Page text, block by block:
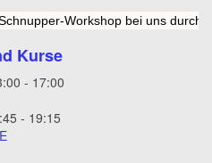
Workshop bei uns durch. Wir
Kurse
- 17:00
- 19:15